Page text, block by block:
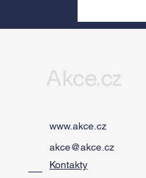
Akce.cz
www.akce.cz
akce@akce.cz
Kontakty